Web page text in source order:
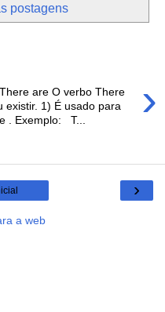
postagens
›
are O verbo There
existir. 1) É usado para
. Exemplo: T...
›
a web